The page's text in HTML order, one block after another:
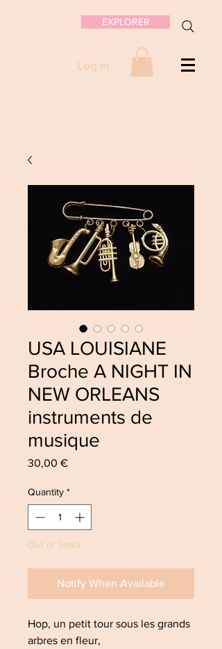
EXPLORER
Log in
USA LOUISIANE
Broche A NIGHT IN
NEW ORLEANS
instruments de
musique
30,00 €Price
Quantity *
Out of Stock
Notify When Available
Hop, un petit tour sous les grands
arbres en fleur,